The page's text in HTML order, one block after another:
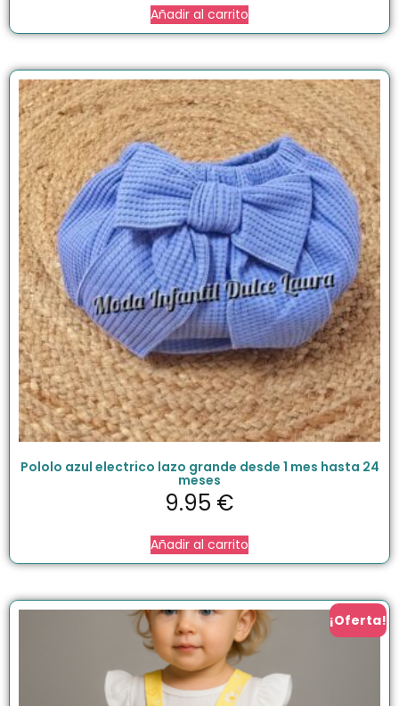
Añadir al carrito
Pololo azul electrico lazo grande desde 1 mes hasta 24
meses
9.95 €
Añadir al carrito
¡Oferta!